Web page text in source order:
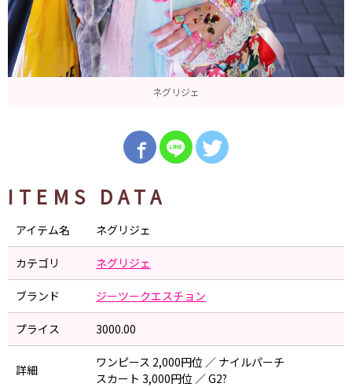
ネグリジェ
ITEMS DATA
アイテム名 ネグリジェ
カテゴリ ネグリジェ
ブランド ジーツークエスチョン
プライス 3000.00
詳細
ワンピース 2,000円位 ／ ナイルパーチ
スカート 3,000円位 ／ G2?